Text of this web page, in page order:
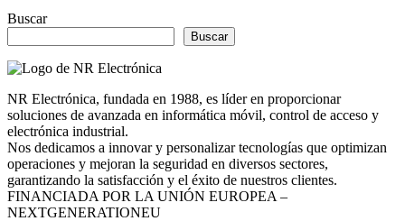
Buscar
Buscar
NR Electrónica, fundada en 1988, es líder en proporcionar
soluciones de avanzada en informática móvil, control de acceso y
electrónica industrial.
Nos dedicamos a innovar y personalizar tecnologías que optimizan
operaciones y mejoran la seguridad en diversos sectores,
garantizando la satisfacción y el éxito de nuestros clientes.
FINANCIADA POR LA UNIÓN EUROPEA –
NEXTGENERATIONEU